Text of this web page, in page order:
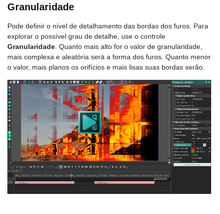
Granularidade
Pode definir o nível de detalhamento das bordas dos furos. Para
explorar o possível grau de detalhe, use o controle
Granularidade. Quanto mais alto for o valor de granularidade,
mais complexa e aleatória será a forma dos furos. Quanto menor
o valor, mais planos os orifícios e mais lisas suas bordas serão.